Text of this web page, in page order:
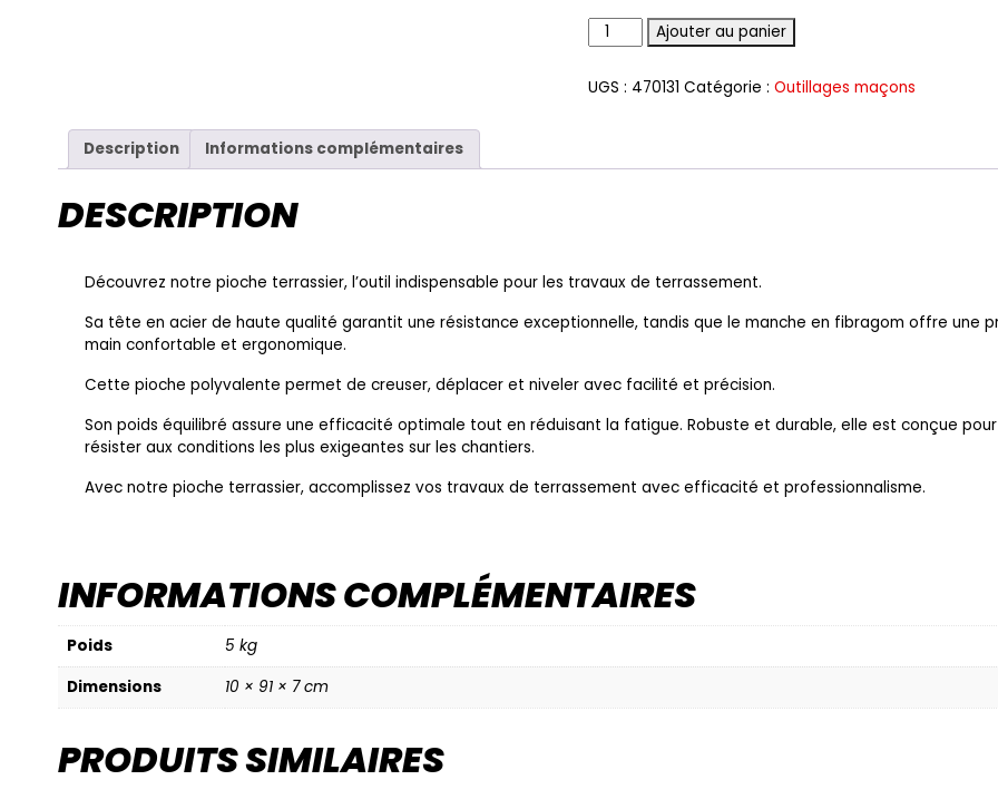
QuantitéAjouter au panier
UGS : 470131 Catégorie : Outillages maçons
Description Informations complémentaires
DESCRIPTION
Découvrez notre pioche terrassier, l’outil indispensable pour les travaux de terrassement.
Sa tête en acier de haute qualité garantit une résistance exceptionnelle, tandis que le manche en fibragom offre une
main confortable et ergonomique.
Cette pioche polyvalente permet de creuser, déplacer et niveler avec facilité et précision.
Son poids équilibré assure une efficacité optimale tout en réduisant la fatigue. Robuste et durable, elle est conçue pour
résister aux conditions les plus exigeantes sur les chantiers.
Avec notre pioche terrassier, accomplissez vos travaux de terrassement avec efficacité et professionnalisme.
INFORMATIONS COMPLÉMENTAIRES
Poids
5 kg
Dimensions
10 × 91 × 7 cm
PRODUITS SIMILAIRES